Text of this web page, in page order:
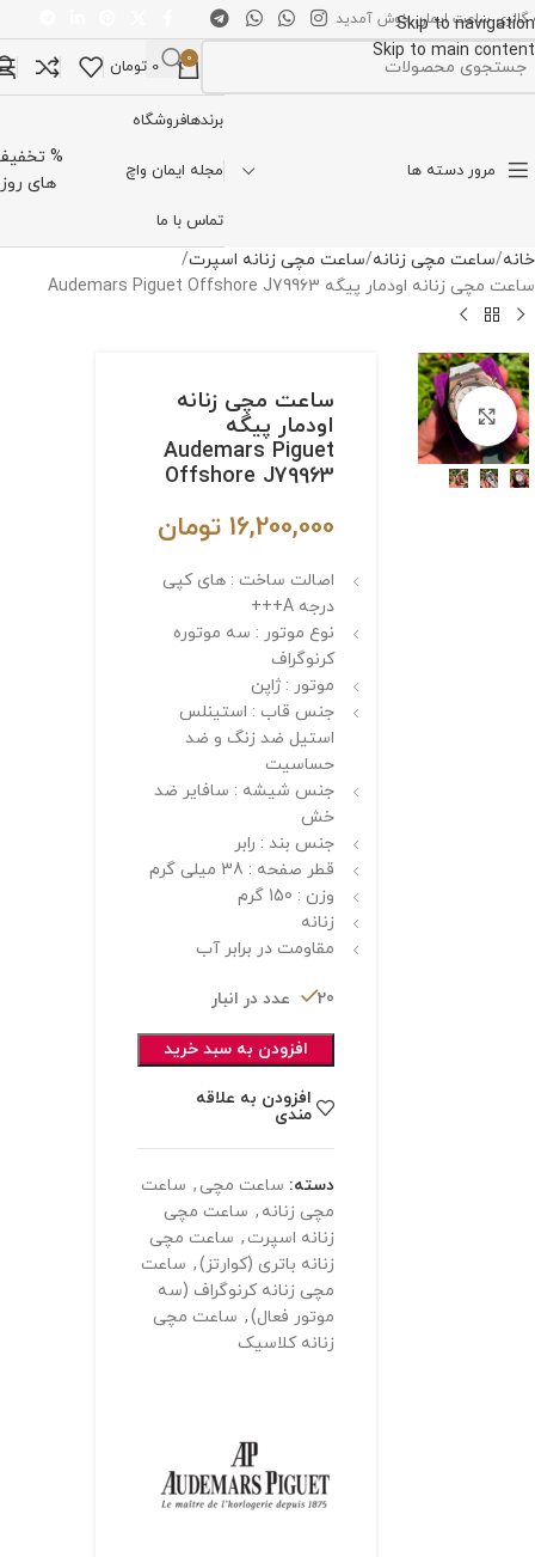
Skip to navigation
Skip to main content
گالری ساعت ایمان خوش آمدید
0
0 تومان
مرور دسته ها
برندهافروشگاه
مجله ایمان واچ
تماس با ما
%
های روز
خانه ساعت مچی زنانه ساعت مچی زنانه اسپرت
ساعت مچی زنانه اودمار پیگه Audemars Piguet Offshore J79963
برای بزرگنمایی کلیک کنیدساعت مچی زنانه
اودمار پیگه
Audemars Piguet
Offshore J79963
16,200,000 تومان
اصالت ساخت : های کپی
درجه A+++
نوع موتور : سه موتوره
کرنوگراف
موتور : ژاپن
جنس قاب : استینلس
استیل ضد زنگ و ضد
حساسیت
جنس شیشه : سافایر ضد
خش
جنس بند : رابر
قطر صفحه : 38 میلی گرم
وزن : 150 گرم
زنانه
مقاومت در برابر آب
20 عدد در انبار
افزودن به سبد خرید
افزودن به علاقه
مندی
دسته: ساعت مچی , ساعت
مچی زنانه , ساعت مچی
زنانه اسپرت , ساعت مچی
زنانه باتری (کوارتز), ساعت
مچی زنانه کرنوگراف (سه
موتور فعال), ساعت مچی
زنانه کلاسیک